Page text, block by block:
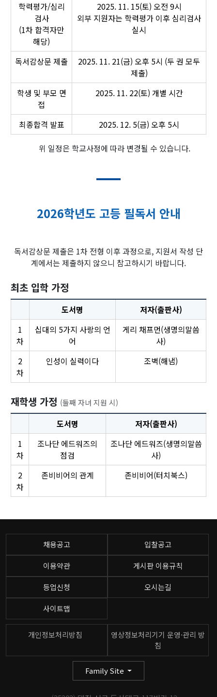
학력평가/심리
검사
(1차 합격자만
해당)
2025. 11. 15(토) 오전 9시
외부 지원자는 학력평가 이후 심리검사
실시
독서감상문 제출
2025. 11. 21(금) 오후 5시 (두 권 모두
제출)
학생 및 부모 면
접
2025. 11. 22(토) 개별 시간
최종합격 발표 2025. 12. 5(금) 오후 5시
위 일정은 학교사정에 따라 변경될 수 있습니다.
2026학년도 고등 필독서 안내
독서감상문 제출은 1차 전형 이후 과정으로, 지원서 작성 단
계에서는 제출하지 않으니 참고하시기 바랍니다.
최초 입학 가정
도서명
저자(출판사)
1
차
십대의 5가지 사랑의 언
어
게리 채프먼(생명의말씀
사)
2
차
인성이 실력이다 조벽(해냄)
재학생 가정 (둘째 자녀 지원 시)
도서명
저자(출판사)
1
차
조나단 에드워즈의
점검
조나단 에드워즈(생명의말씀
사)
2
차
존비비어의 관계 존비비어(터치북스)
채용공고 입찰공고
이용약관 게시판 이용규칙
등업신청 오시는길
사이트맵
개인정보처리방침
영상정보처리기기 운영·관리 방
침
Family Site